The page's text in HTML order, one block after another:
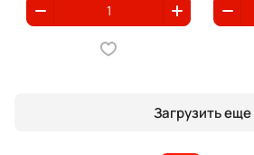
Загрузить еще